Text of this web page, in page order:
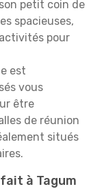
petit coin de
spacieuses,
pour
est
vous
être
de réunion
situés
à Tagum